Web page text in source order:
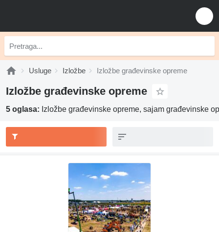
Usluge Izložbe Izložbe građevinske opreme
Izložbe građevinske opreme
5 oglasa: Izložbe građevinske opreme, sajam građevinske